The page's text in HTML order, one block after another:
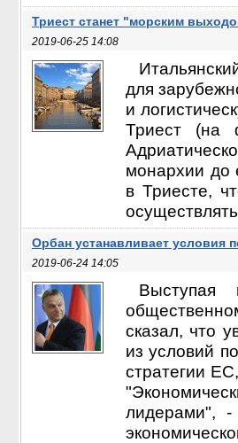
Триест станет "морским
2019-06-25 14:08
для
и
Триест (на
монархии до
в Триесте,
Орбан устанавливает условия
2019-06-24 14:05
сказал, что
из условий
стратегии
лидерами",